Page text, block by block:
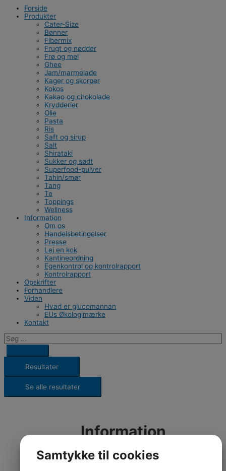
Forside
Produkter
Cater-Size
Bønner
Fibermix
Frugt og nødder
Frø og mel
Ghee
Jam/marmelade
Kager og skorper
Kokos
Kakao og chokolade
Krydderier
Olie
Pasta
Ris
Saft og sirup
Salt
Shirataki
Sukker og sødt
Superfood-pulver
Tahin/smør
Tang
Te
Toppings
Wellness
Information
Om os
Handelsbetingelser
Presse
Lej en kok
Kantineordning
Egenkontrol og kontrolrapport
Kontrolrapport
Opskrifter
Forhandlere
Viden
Hvad er glucomannan
EUs Økologimærke
Kontakt
Resultater
Se alle resultater
Information
Samtykke til cookies